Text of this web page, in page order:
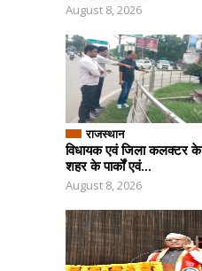
August 8, 2026
राजस्थान
विधायक एवं जिला कलक्टर के
शहर के पार्कों एवं...
August 8, 2026